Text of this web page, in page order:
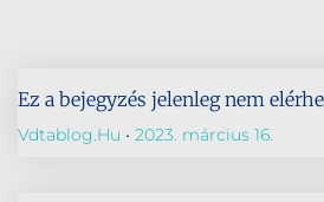
Ez a bejegyzés jelenleg nem
Vdtablog.hu 2023. március 16.